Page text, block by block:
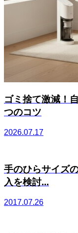
ゴミ捨て激減！
つのコツ
2026.07.17
手のひらサイズ
入を検討...
2017.07.26